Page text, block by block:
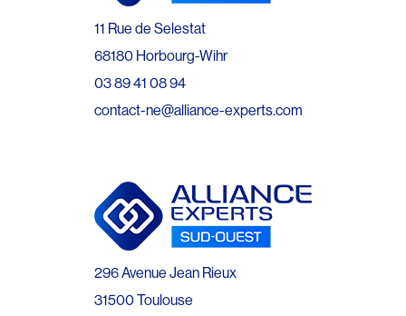
11 Rue de Selestat
68180 Horbourg-Wihr
03 89 41 08 94
contact-ne@alliance-experts.com
296 Avenue Jean Rieux
31500 Toulouse